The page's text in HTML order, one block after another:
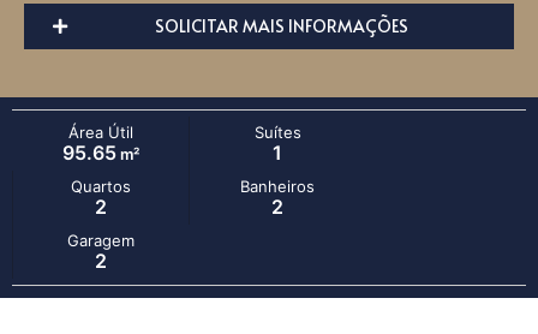
SOLICITAR MAIS INFORMAÇÕES
Área Útil
95.65m²
Suítes
1
Quartos
2
Banheiros
2
Garagem
2